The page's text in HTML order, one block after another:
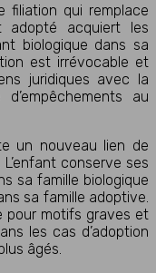
filiation qui remplace
adopté acquiert les
biologique dans sa
est irrévocable et
juridiques avec la
au
un nouveau lien de
conserve ses
sa famille biologique
sa famille adoptive.
pour motifs graves et
les cas d’adoption
âgés.